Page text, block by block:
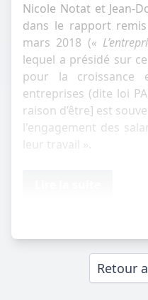
Nicole Notat et Jean-
dans le rapport
mars 2018 («
lequel a présidé sur
pour la croissance
entreprises (dite loi
raison d’être] est
l'engagement des
leur travail ».
Retour